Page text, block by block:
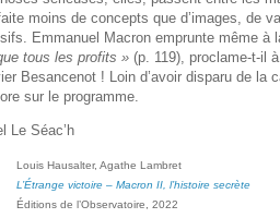
moins de concepts que d’images, de
Emmanuel Macron emprunte même à
tous les profits » (p. 119), proclame-t-il
Besancenot ! Loin d’avoir disparu de
sur le programme.
Le Séac’h
Louis Hausalter, Agathe Lambret
L’Étrange victoire – Macron II, l’histoire secrète
Éditions de l’Observatoire, 2022